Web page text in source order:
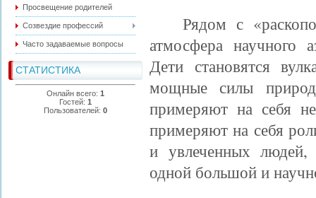
Просвещение родителей
Созвездие профессий
Часто задаваемые вопросы
СТАТИСТИКА
Онлайн всего: 1
Гостей: 1
Пользователей: 0
Рядом с
атмосфера научного
Дети становятся
мощные силы
примеряют на себя
примеряют на себя
и увлеченных
одной большой и